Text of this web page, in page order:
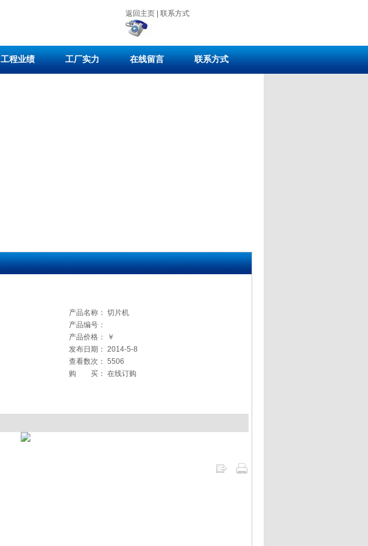
返回主页 联系方式
工程业绩 工厂实力 在线留言 联系方式
产品名称： 切片机
产品编号：
产品价格：
￥
发布日期： 2014-5-8
查看数次： 5506
购 买： 在线订购